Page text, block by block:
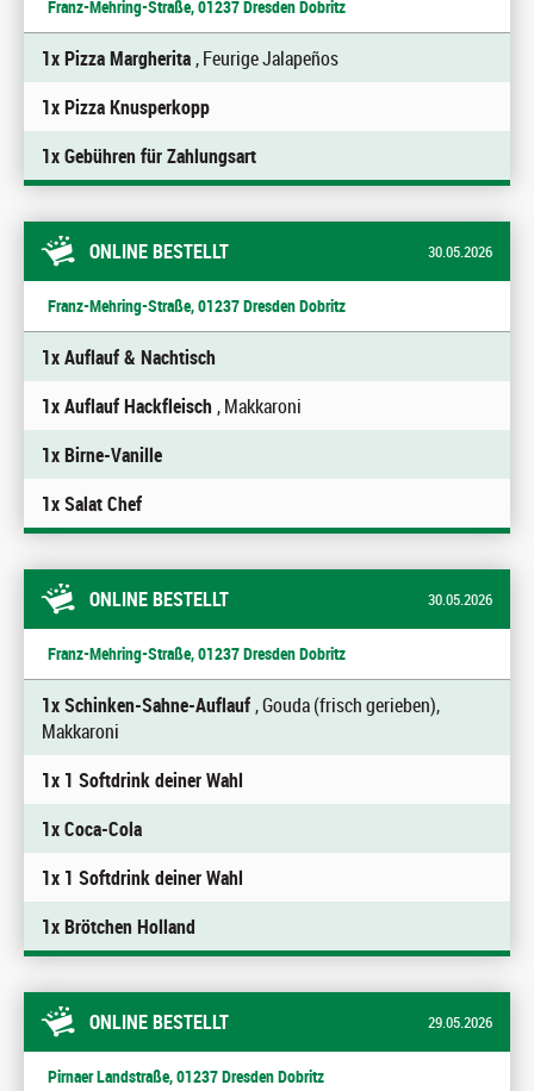
Franz-Mehring-Straße, 01237 Dresden Dobritz
1x Pizza Margherita, Feurige Jalapeños
1x Pizza Knusperkopp
1x Gebühren für Zahlungsart
ONLINE BESTELLT 30.05.2026
Franz-Mehring-Straße, 01237 Dresden Dobritz
1x Auflauf & Nachtisch
1x Auflauf Hackfleisch , Makkaroni
1x Birne-Vanille
1x Salat Chef
ONLINE BESTELLT 30.05.2026
Franz-Mehring-Straße, 01237 Dresden Dobritz
1x Schinken-Sahne-Auflauf, Gouda (frisch gerieben),
Makkaroni
1x 1 Softdrink deiner Wahl
1x Coca-Cola
1x 1 Softdrink deiner Wahl
1x Brötchen Holland
ONLINE BESTELLT 29.05.2026
Pirnaer Landstraße, 01237 Dresden Dobritz